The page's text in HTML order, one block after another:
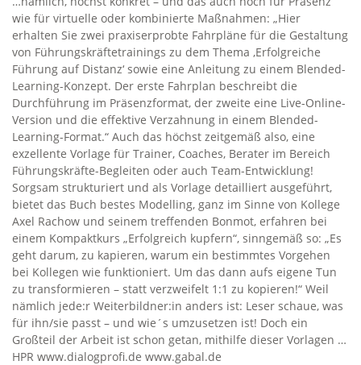
wie für virtuelle oder kombinierte Maßnahmen: „Hier
erhalten Sie zwei praxiserprobte Fahrpläne für die Gestaltung
von Führungskräftetrainings zu dem Thema ‚Erfolgreiche
Führung auf Distanz‘ sowie eine Anleitung zu einem Blended-
Learning-Konzept. Der erste Fahrplan beschreibt die
Durchführung im Präsenzformat, der zweite eine Live-Online-
Version und die effektive Verzahnung in einem Blended-
Learning-Format.“ Auch das höchst zeitgemäß also, eine
exzellente Vorlage für Trainer, Coaches, Berater im Bereich
Führungskräfte-Begleiten oder auch Team-Entwicklung!
Sorgsam strukturiert und als Vorlage detailliert ausgeführt,
bietet das Buch bestes Modelling, ganz im Sinne von Kollege
Axel Rachow und seinem treffenden Bonmot, erfahren bei
einem Kompaktkurs „Erfolgreich kupfern“, sinngemäß so: „Es
geht darum, zu kapieren, warum ein bestimmtes Vorgehen
bei Kollegen wie funktioniert. Um das dann aufs eigene Tun
zu transformieren – statt verzweifelt 1:1 zu kopieren!“ Weil
nämlich jede:r Weiterbildner:in anders ist: Leser schaue, was
für ihn/sie passt – und wie´s umzusetzen ist! Doch ein
Großteil der Arbeit ist schon getan, mithilfe dieser Vorlagen …
HPR www.dialogprofi.de www.gabal.de